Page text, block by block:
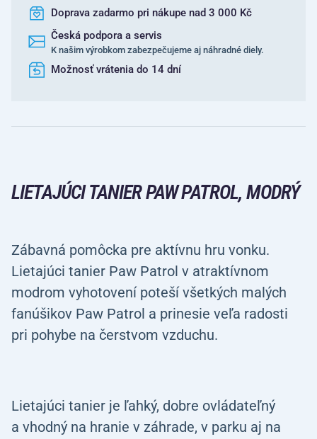
Doprava zadarmo pri nákupe nad 3 000 Kč
Česká podpora a servis
K našim výrobkom zabezpečujeme aj náhradné diely.
Možnosť vrátenia do 14 dní
LIETAJÚCI TANIER PAW PATROL, MODRÝ
Zábavná pomôcka pre aktívnu hru vonku.
Lietajúci tanier Paw Patrol v atraktívnom
modrom vyhotovení poteší všetkých malých
fanúšikov Paw Patrol a prinesie veľa radosti
pri pohybe na čerstvom vzduchu.
Lietajúci tanier je ľahký, dobre ovládateľný
a vhodný na hranie v záhrade, v parku aj na